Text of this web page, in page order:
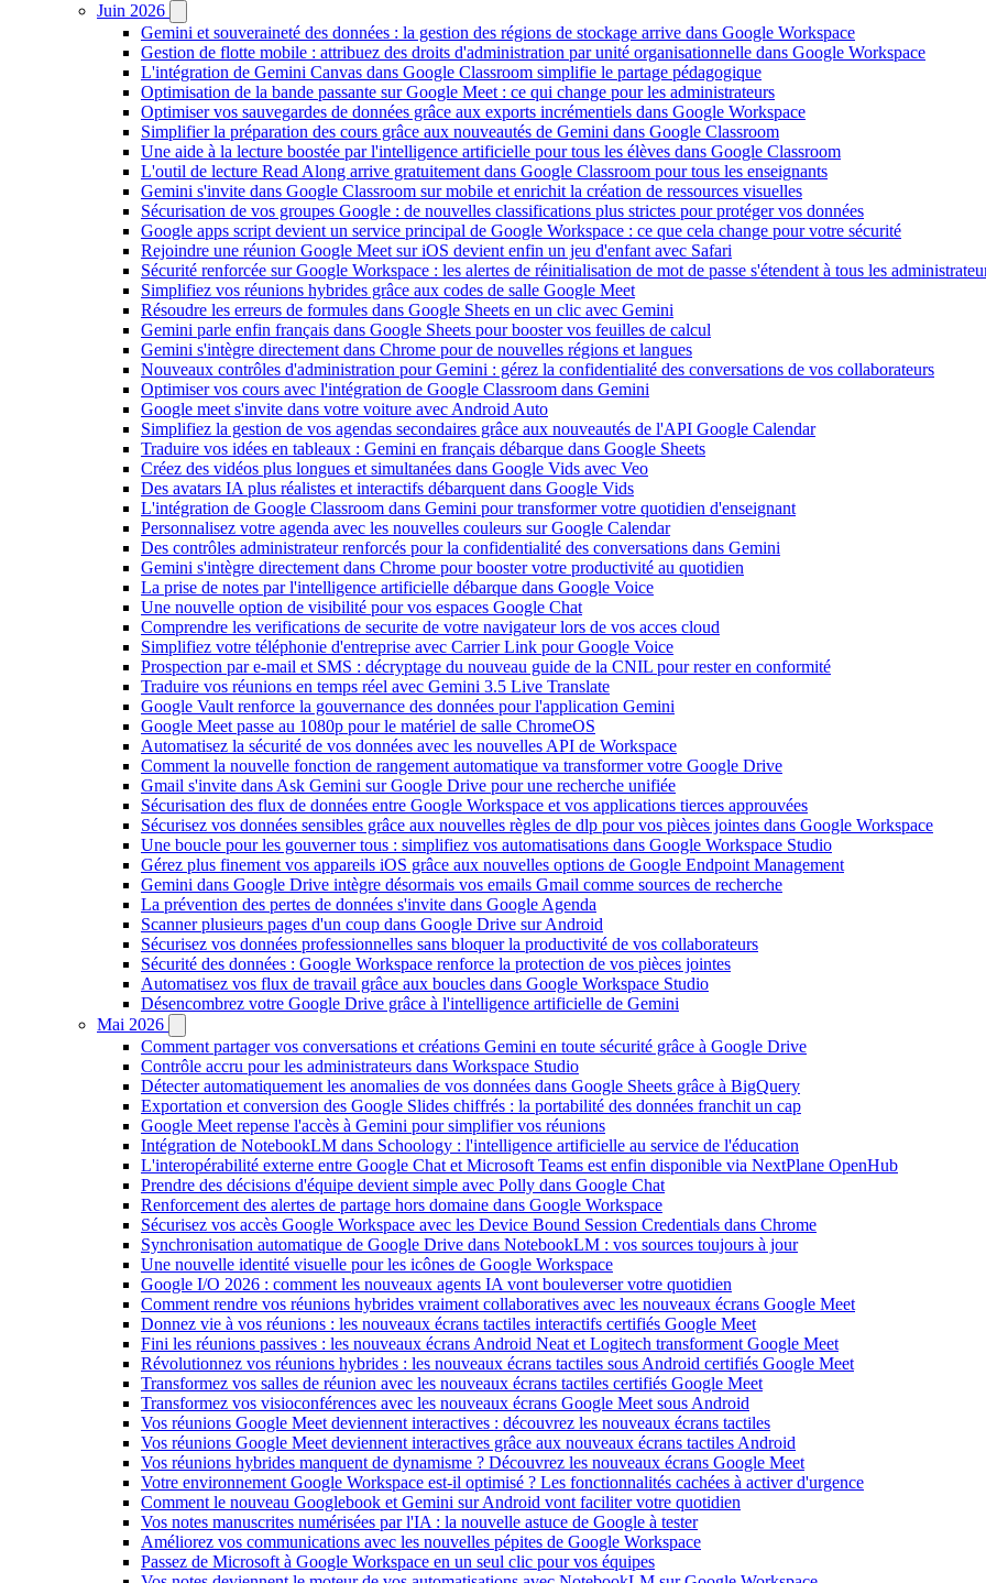
Juin 2026
Gemini et souveraineté des données : la gestion des régions de stockage arrive dans Google Workspace
Gestion de flotte mobile : attribuez des droits d'administration par unité organisationnelle dans Google Workspace
L'intégration de Gemini Canvas dans Google Classroom simplifie le partage pédagogique
Optimisation de la bande passante sur Google Meet : ce qui change pour les administrateurs
Optimiser vos sauvegardes de données grâce aux exports incrémentiels dans Google Workspace
Simplifier la préparation des cours grâce aux nouveautés de Gemini dans Google Classroom
Une aide à la lecture boostée par l'intelligence artificielle pour tous les élèves dans Google Classroom
L'outil de lecture Read Along arrive gratuitement dans Google Classroom pour tous les enseignants
Gemini s'invite dans Google Classroom sur mobile et enrichit la création de ressources visuelles
Sécurisation de vos groupes Google : de nouvelles classifications plus strictes pour protéger vos données
Google apps script devient un service principal de Google Workspace : ce que cela change pour votre sécurité
Rejoindre une réunion Google Meet sur iOS devient enfin un jeu d'enfant avec Safari
Sécurité renforcée sur Google Workspace : les alertes de réinitialisation de mot de passe s'étendent à tous les
Simplifiez vos réunions hybrides grâce aux codes de salle Google Meet
Résoudre les erreurs de formules dans Google Sheets en un clic avec Gemini
Gemini parle enfin français dans Google Sheets pour booster vos feuilles de calcul
Gemini s'intègre directement dans Chrome pour de nouvelles régions et langues
Nouveaux contrôles d'administration pour Gemini : gérez la confidentialité des conversations de vos collaborateurs
Optimiser vos cours avec l'intégration de Google Classroom dans Gemini
Google meet s'invite dans votre voiture avec Android Auto
Simplifiez la gestion de vos agendas secondaires grâce aux nouveautés de l'API Google Calendar
Traduire vos idées en tableaux : Gemini en français débarque dans Google Sheets
Créez des vidéos plus longues et simultanées dans Google Vids avec Veo
Des avatars IA plus réalistes et interactifs débarquent dans Google Vids
L'intégration de Google Classroom dans Gemini pour transformer votre quotidien d'enseignant
Personnalisez votre agenda avec les nouvelles couleurs sur Google Calendar
Des contrôles administrateur renforcés pour la confidentialité des conversations dans Gemini
Gemini s'intègre directement dans Chrome pour booster votre productivité au quotidien
La prise de notes par l'intelligence artificielle débarque dans Google Voice
Une nouvelle option de visibilité pour vos espaces Google Chat
Comprendre les verifications de securite de votre navigateur lors de vos acces cloud
Simplifiez votre téléphonie d'entreprise avec Carrier Link pour Google Voice
Prospection par e-mail et SMS : décryptage du nouveau guide de la CNIL pour rester en conformité
Traduire vos réunions en temps réel avec Gemini 3.5 Live Translate
Google Vault renforce la gouvernance des données pour l'application Gemini
Google Meet passe au 1080p pour le matériel de salle ChromeOS
Automatisez la sécurité de vos données avec les nouvelles API de Workspace
Comment la nouvelle fonction de rangement automatique va transformer votre Google Drive
Gmail s'invite dans Ask Gemini sur Google Drive pour une recherche unifiée
Sécurisation des flux de données entre Google Workspace et vos applications tierces approuvées
Sécurisez vos données sensibles grâce aux nouvelles règles de dlp pour vos pièces jointes dans Google Workspace
Une boucle pour les gouverner tous : simplifiez vos automatisations dans Google Workspace Studio
Gérez plus finement vos appareils iOS grâce aux nouvelles options de Google Endpoint Management
Gemini dans Google Drive intègre désormais vos emails Gmail comme sources de recherche
La prévention des pertes de données s'invite dans Google Agenda
Scanner plusieurs pages d'un coup dans Google Drive sur Android
Sécurisez vos données professionnelles sans bloquer la productivité de vos collaborateurs
Sécurité des données : Google Workspace renforce la protection de vos pièces jointes
Automatisez vos flux de travail grâce aux boucles dans Google Workspace Studio
Désencombrez votre Google Drive grâce à l'intelligence artificielle de Gemini
Mai 2026
Comment partager vos conversations et créations Gemini en toute sécurité grâce à Google Drive
Contrôle accru pour les administrateurs dans Workspace Studio
Détecter automatiquement les anomalies de vos données dans Google Sheets grâce à BigQuery
Exportation et conversion des Google Slides chiffrés : la portabilité des données franchit un cap
Google Meet repense l'accès à Gemini pour simplifier vos réunions
Intégration de NotebookLM dans Schoology : l'intelligence artificielle au service de l'éducation
L'interopérabilité externe entre Google Chat et Microsoft Teams est enfin disponible via NextPlane OpenHub
Prendre des décisions d'équipe devient simple avec Polly dans Google Chat
Renforcement des alertes de partage hors domaine dans Google Workspace
Sécurisez vos accès Google Workspace avec les Device Bound Session Credentials dans Chrome
Synchronisation automatique de Google Drive dans NotebookLM : vos sources toujours à jour
Une nouvelle identité visuelle pour les icônes de Google Workspace
Google I/O 2026 : comment les nouveaux agents IA vont bouleverser votre quotidien
Comment rendre vos réunions hybrides vraiment collaboratives avec les nouveaux écrans Google Meet
Donnez vie à vos réunions : les nouveaux écrans tactiles interactifs certifiés Google Meet
Fini les réunions passives : les nouveaux écrans Android Neat et Logitech transforment Google Meet
Révolutionnez vos réunions hybrides : les nouveaux écrans tactiles sous Android certifiés Google Meet
Transformez vos salles de réunion avec les nouveaux écrans tactiles certifiés Google Meet
Transformez vos visioconférences avec les nouveaux écrans Google Meet sous Android
Vos réunions Google Meet deviennent interactives : découvrez les nouveaux écrans tactiles
Vos réunions Google Meet deviennent interactives grâce aux nouveaux écrans tactiles Android
Vos réunions hybrides manquent de dynamisme ? Découvrez les nouveaux écrans Google Meet
Votre environnement Google Workspace est-il optimisé ? Les fonctionnalités cachées à activer d'urgence
Comment le nouveau Googlebook et Gemini sur Android vont faciliter votre quotidien
Vos notes manuscrites numérisées par l'IA : la nouvelle astuce de Google à tester
Améliorez vos communications avec les nouvelles pépites de Google Workspace
Passez de Microsoft à Google Workspace en un seul clic pour vos équipes